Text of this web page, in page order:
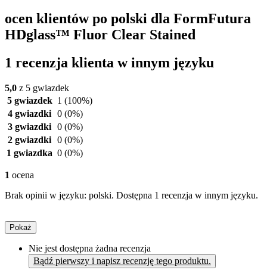
ocen klientów po polski dla FormFutura
HDglass™ Fluor Clear Stained
1 recenzja klienta w innym języku
5,0 z 5 gwiazdek
5 gwiazdek 1 (100%)
4 gwiazdki 0 (0%)
3 gwiazdki 0 (0%)
2 gwiazdki 0 (0%)
1 gwiazdka 0 (0%)
1 ocena
Brak opinii w języku: polski. Dostępna 1 recenzja w innym języku.
Pokaż
Nie jest dostępna żadna recenzja
Bądź pierwszy i napisz recenzję tego produktu.